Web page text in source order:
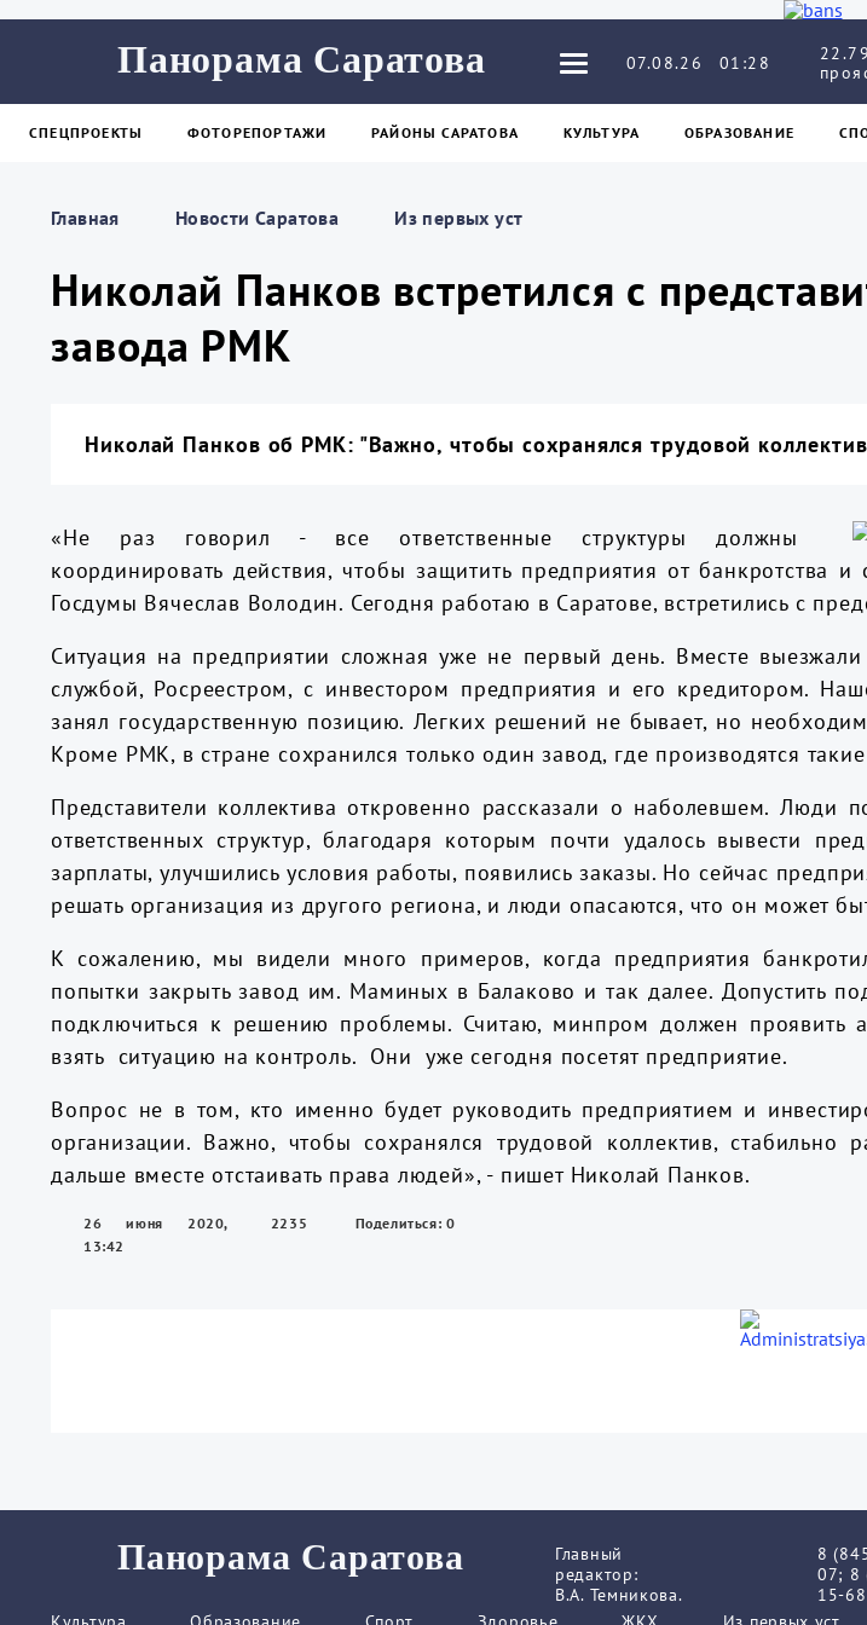
Панорама Саратова 07.08.26 01:28
СПЕЦПРОЕКТЫ ФОТОРЕПОРТАЖИ РАЙОНЫ САРАТОВА КУЛЬТУРА ОБРАЗОВАНИЕ
Главная Новости Саратова Из пеpвых уст
Николай Панков встретился с
завода РМК
Николай Панков об РМК: "Важно, чтобы сохранялся трудовой
«Не раз говорил - все ответственные структуры должны
координировать действия, чтобы защитить предприятия от банкротства
Госдумы Вячеслав Володин. Сегодня работаю в Саратове, встретились с
Ситуация на предприятии сложная уже не первый день. Вместе
службой, Росреестром, с инвестором предприятия и его кредитором.
занял государственную позицию. Легких решений не бывает, но
Кроме РМК, в стране сохранился только один завод, где производятся
Представители коллектива откровенно рассказали о наболевшем. Люди
ответственных структур, благодаря которым почти удалось вывести
зарплаты, улучшились условия работы, появились заказы. Но сейчас
решать организация из другого региона, и люди опасаются, что он может
К сожалению, мы видели много примеров, когда предприятия
попытки закрыть завод им. Маминых в Балаково и так далее. Допустить
подключиться к решению проблемы. Считаю, минпром должен проявить
взять ситуацию на контроль. Они уже сегодня посетят предприятие.
Вопрос не в том, кто именно будет руководить предприятием и
организации. Важно, чтобы сохранялся трудовой коллектив, стабильно
дальше вместе отстаивать права людей», - пишет Николай Панков.
26 июня 2020,
13:42
2235 Поделиться: 0
Панорама Саратова
Главный
редактор:
В.А. Темникова.
8
07; 8
15-68